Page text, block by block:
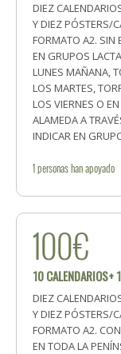
DIEZ
Y DIEZ PÓSTERS/
FORMATO A2. SIN
EN GRUPOS
LUNES MAÑANA,
LOS MARTES,
LOS VIERNES O
ALAMEDA A
INDICAR EN
1personashan apoyado
100€
10 CALENDARIOS+
DIEZ
Y DIEZ PÓSTERS/
FORMATO A2.
EN TODA LA